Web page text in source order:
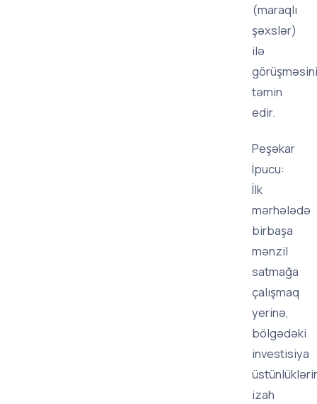
(maraqlı
şəxslər)
ilə
görüşməsini
təmin
edir.
Peşəkar
İpucu:
İlk
mərhələdə
birbaşa
mənzil
satmağa
çalışmaq
yerinə,
bölgədəki
investisiya
izah